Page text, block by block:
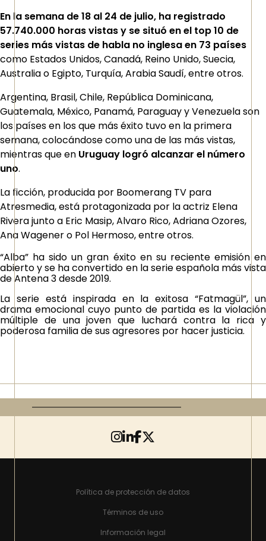
En la semana de 18 al 24 de julio, ha registrado
57.740.000 horas vistas y se situó en el top 10 de
series más vistas de habla no inglesa en 73 países
como Estados Unidos, Canadá, Reino Unido, Suecia,
Australia o Egipto, Turquía, Arabia Saudí, entre otros.
Argentina, Brasil, Chile, República Dominicana,
Guatemala, México, Panamá, Paraguay y Venezuela son
los países en los que más éxito tuvo en la primera
semana, colocándose como una de las más vistas,
mientras que en Uruguay logró alcanzar el número
uno.
La ficción, producida por Boomerang TV para
Atresmedia, está protagonizada por la actriz Elena
Rivera junto a Eric Masip, Alvaro Rico, Adriana Ozores,
Ana Wagener o Pol Hermoso, entre otros.
“Alba” ha sido un gran éxito en su reciente emisión en
abierto y se ha convertido en la serie española más vista
de Antena 3 desde 2019.
La serie está inspirada en la exitosa “Fatmagül”, un
drama emocional cuyo punto de partida es la violación
múltiple de una joven que luchará contra la rica y
poderosa familia de sus agresores por hacer justicia.
Política de protección de datos
Términos de uso
Información legal